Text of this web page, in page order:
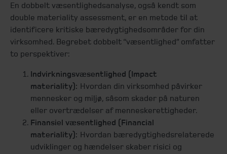
En dobbelt væsentlighedsanalyse, også kendt som
double materiality assessment, er en metode til at
identificere kritiske bæredygtighedsområder for din
virksomhed. Begrebet dobbelt “væsentlighed” omfatter
to perspektiver:
Indvirkningsvæsentlighed (Impact
materiality): Hvordan din virksomhed påvirker
mennesker og miljø, såsom skader på naturen
eller overtrædelser af menneskerettigheder.
Finansiel væsentlighed (Financial
materiality): Hvordan bæredygtighedsrelaterede
udviklinger og hændelser skaber risici og